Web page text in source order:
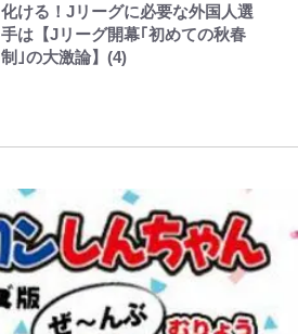
化ける！Jリーグに必要な外国人選
手は【Jリーグ開幕｢初めての秋春
制｣の大激論】(4)
へ「ドライブがてら行ってみた」意
外な結果！「車中泊レポート」